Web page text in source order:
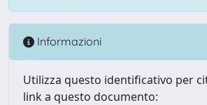
Informazioni
Utilizza questo identificativo per
link a questo documento: